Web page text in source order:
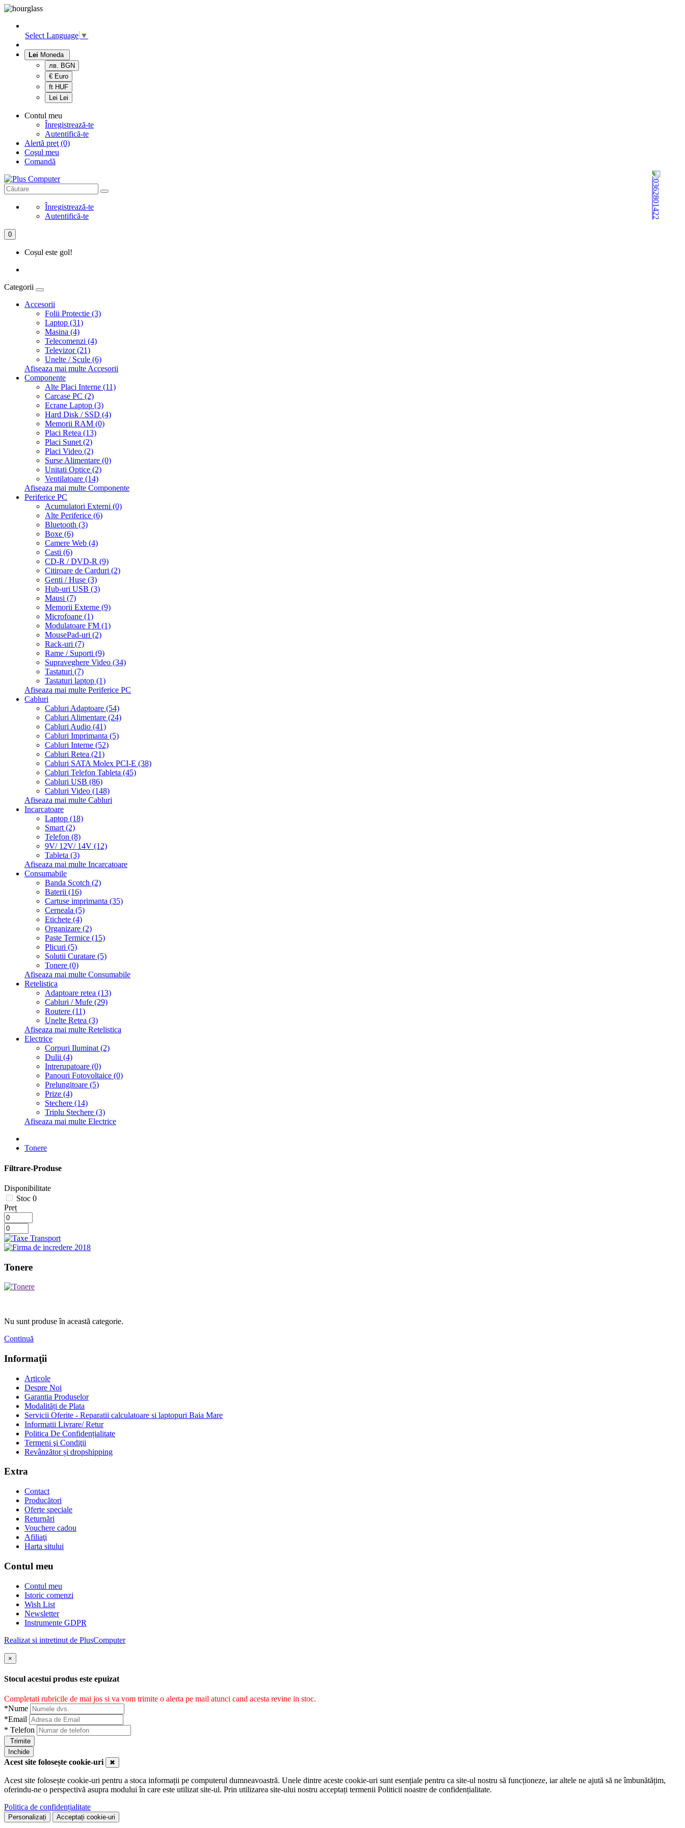
Select Language ▼
Lei Moneda
лв. BGN
€ Euro
ft HUF
Lei Lei
Contul meu
Înregistrează-te
Autentifică-te
Alertă preţ (0)
Coşul meu
Comandă
Înregistrează-te
Autentifică-te
0
Coșul este gol!
Categorii
Accesorii
Folii Protectie (3)
Laptop (31)
Masina (4)
Telecomenzi (4)
Televizor (21)
Unelte / Scule (6)
Afiseaza mai multe Accesorii
Componente
Alte Placi Interne (11)
Carcase PC (2)
Ecrane Laptop (3)
Hard Disk / SSD (4)
Memorii RAM (0)
Placi Retea (13)
Placi Sunet (2)
Placi Video (2)
Surse Alimentare (0)
Unitati Optice (2)
Ventilatoare (14)
Afiseaza mai multe Componente
Periferice PC
Acumulatori Externi (0)
Alte Periferice (6)
Bluetooth (3)
Boxe (6)
Camere Web (4)
Casti (6)
CD-R / DVD-R (9)
Citiroare de Carduri (2)
Genti / Huse (3)
Hub-uri USB (3)
Mausi (7)
Memorii Externe (9)
Microfoane (1)
Modulatoare FM (1)
MousePad-uri (2)
Rack-uri (7)
Rame / Suporti (9)
Supraveghere Video (34)
Tastaturi (7)
Tastaturi laptop (1)
Afiseaza mai multe Periferice PC
Cabluri
Cabluri Adaptoare (54)
Cabluri Alimentare (24)
Cabluri Audio (41)
Cabluri Imprimanta (5)
Cabluri Interne (52)
Cabluri Retea (21)
Cabluri SATA Molex PCI-E (38)
Cabluri Telefon Tableta (45)
Cabluri USB (86)
Cabluri Video (148)
Afiseaza mai multe Cabluri
Incarcatoare
Laptop (18)
Smart (2)
Telefon (8)
9V/ 12V/ 14V (12)
Tableta (3)
Afiseaza mai multe Incarcatoare
Consumabile
Banda Scotch (2)
Baterii (16)
Cartuse imprimanta (35)
Cerneala (5)
Etichete (4)
Organizare (2)
Paste Termice (15)
Plicuri (5)
Solutii Curatare (5)
Tonere (0)
Afiseaza mai multe Consumabile
Retelistica
Adaptoare retea (13)
Cabluri / Mufe (29)
Routere (11)
Unelte Retea (3)
Afiseaza mai multe Retelistica
Electrice
Corpuri Iluminat (2)
Dulii (4)
Intrerupatoare (0)
Panouri Fotovoltaice (0)
Prelungitoare (5)
Prize (4)
Stechere (14)
Triplu Stechere (3)
Afiseaza mai multe Electrice
Tonere
Filtrare-Produse
Disponibilitate
Stoc 0
Preț
Tonere
Nu sunt produse în această categorie.
Continuă
Informaţii
Articole
Despre Noi
Garantia Produselor
Modalități de Plata
Servicii Oferite - Reparatii calculatoare si laptopuri Baia Mare
Informatii Livrare/ Retur
Politica De Confidențialitate
Termeni şi Condiţii
Revânzător și dropshipping
Extra
Contact
Producători
Oferte speciale
Returnări
Vouchere cadou
Afiliaţi
Harta sitului
Contul meu
Contul meu
Istoric comenzi
Wish List
Newsletter
Instrumente GDPR
Realizat si intretinut de PlusComputer
×
Stocul acestui produs este epuizat
Completati rubricile de mai jos si va vom trimite o alerta pe mail atunci cand acesta revine in stoc.
*Nume
*Email
* Telefon
Trimite
Inchide
Acest site folosește cookie-uri ✖
Acest site folosește cookie-uri pentru a stoca informații pe computerul dumneavoastră. Unele dintre aceste cookie-uri sunt esențiale pentru ca site-ul nostru să funcționeze, iar altele ne ajută să ne îmbunătățim,
oferindu-ne o perspectivă asupra modului în care este utilizat site-ul. Prin utilizarea site-ului nostru acceptați termenii Politicii noastre de confidențialitate.
Politica de confidențialitate
Personalizați Acceptați cookie-uri